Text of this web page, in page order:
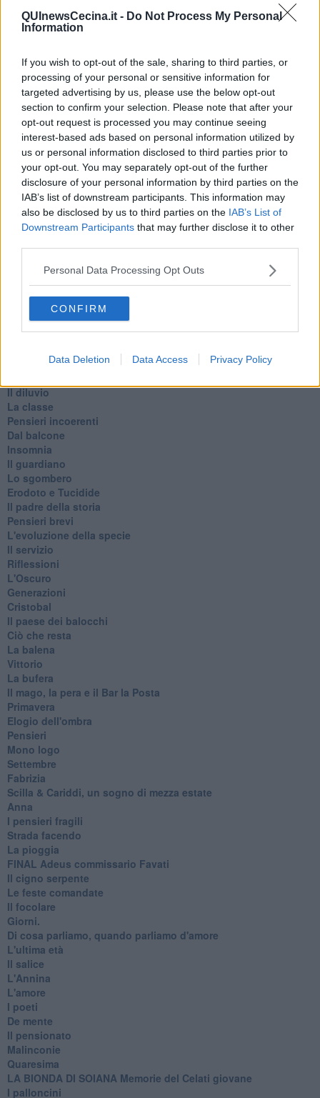
QUInewsCecina.it - Do Not Process My Personal
Information
If you wish to opt-out of the sale, sharing to third parties, or
processing of your personal or sensitive information for
targeted advertising by us, please use the below opt-out
section to confirm your selection. Please note that after your
opt-out request is processed you may continue seeing
interest-based ads based on personal information utilized by
us or personal information disclosed to third parties prior to
your opt-out. You may separately opt-out of the further
disclosure of your personal information by third parties on the
IAB’s list of downstream participants. This information may
also be disclosed by us to third parties on the IAB’s List of
Downstream Participants that may further disclose it to other
Personal Data Processing Opt Outs
CONFIRM
Data Deletion Data Access Privacy Policy
Sto qui
Scrivi
Pillole
Veglia
​“D” come delitto
Belle lettere
25 Aprile
Todo el bien, todo el mal
Silenzio
Le parole
​L’Australiana
Le stelle del jazz
Vita & morte
Auguri
Moro
Passanti
Continuando, la nonna e il carretto
Confessioni autoreferenziali
Il diluvio
La classe
Pensieri incoerenti
Dal balcone
Insomnia
Il guardiano
Lo sgombero
Erodoto e Tucidide
Il padre della storia
Pensieri brevi
L'evoluzione della specie
Il servizio
Riflessioni
L'Oscuro
Generazioni
Cristobal
Il paese dei balocchi
Ciò che resta
La balena
Vittorio
La bufera
Il mago, la pera e il Bar la Posta
Primavera
Elogio dell'ombra
Pensieri
Mono logo
Settembre
Fabrizia
​Scilla & Cariddi, un sogno di mezza estate
Anna
I pensieri fragili
Strada facendo
La pioggia
FINAL Adeus commissario Favati
Il cigno serpente
Le feste comandate
Il focolare
Giorni.
Di cosa parliamo, quando parliamo d'amore
L'ultima età
Il salice
L'Annina
L'amore
I poeti
De mente
Il pensionato
Malinconie
Quaresima
LA BIONDA DI SOIANA Memorie del Celati giovane
I palloncini